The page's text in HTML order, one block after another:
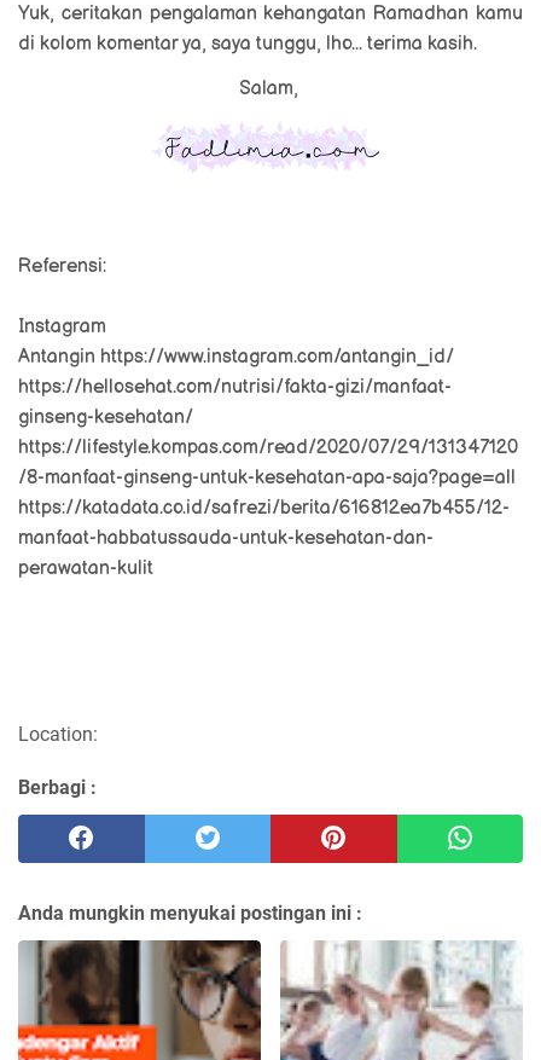
Yuk, ceritakan pengalaman kehangatan Ramadhan kamu
di kolom komentar ya, saya tunggu, lho... terima kasih.
Salam,
Referensi:
Instagram
Antangin https://www.instagram.com/antangin_id/
https://hellosehat.com/nutrisi/fakta-gizi/manfaat-
ginseng-kesehatan/
https://lifestyle.kompas.com/read/2020/07/29/131347120
/8-manfaat-ginseng-untuk-kesehatan-apa-saja?page=all
https://katadata.co.id/safrezi/berita/616812ea7b455/12-
manfaat-habbatussauda-untuk-kesehatan-dan-
perawatan-kulit
Location:
Berbagi :
Anda mungkin menyukai postingan ini :